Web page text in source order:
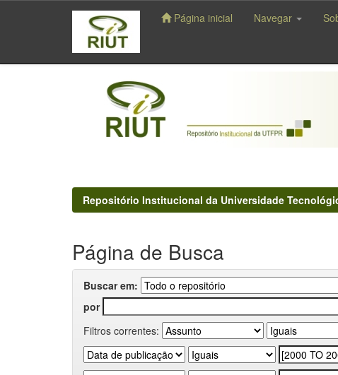
navigation
Página inicial Navegar
Repositório Institucional da Universidade
Página de Busca
Buscar em:
por
Filtros correntes: